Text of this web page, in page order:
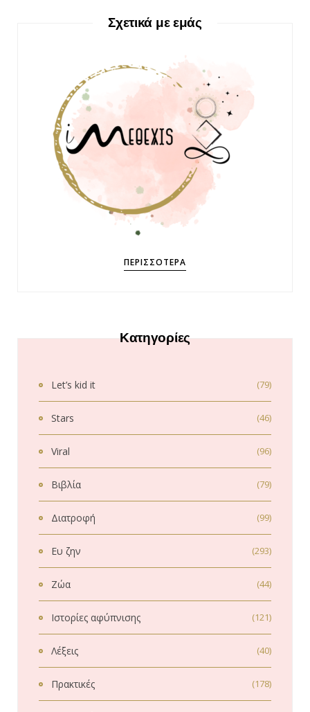
Σχετικά με εμάς
ΠΕΡΙΣΣΌΤΕΡΑ
Κατηγορίες
Let’s kid it (79)
Stars (46)
Viral (96)
Βιβλία (79)
Διατροφή (99)
Ευ ζην (293)
Ζώα (44)
Ιστορίες αφύπνισης (121)
Λέξεις (40)
Πρακτικές (178)